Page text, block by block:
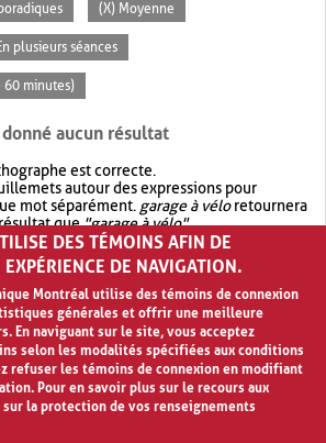
(X) Moyenne
plusieurs séances
60 minutes)
aucun résultat
est correcte.
autour des expressions pour
mot séparément. garage à véloretournera
que"garage à vélo".
votre recherche avec OR.garage OR vélo
plus de résultat quegarage à vélo
DES TÉMOINS AFIN DE
EXPÉRIENCE DE NAVIGATION.
Montréal utilise des témoins de connexion
générales et offrir une meilleure
En naviguant sur le site, vous acceptez
selon les modalités spécifiées aux conditions
refuser les témoins de connexion en modifiant
Pour en savoir plus sur le recours aux
la protection de vos renseignements